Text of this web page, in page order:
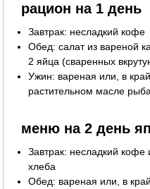
рацион на 1 день
Завтрак: несладкий кофе
Обед: салат из вареной
2 яйца (сваренных
Ужин: вареная или, в
растительном масле
меню на 2 день
Завтрак: несладкий кофе
хлеба
Обед: вареная или, в